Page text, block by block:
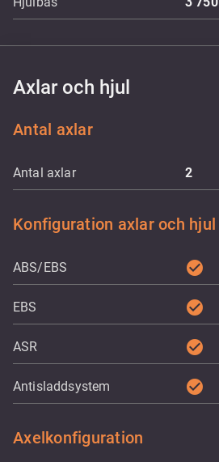
Axlar och hjul
Antal axlar
Antal axlar 2
Konfiguration axlar och hjul
ABS/EBS check_circle
EBS check_circle
ASR check_circle
Antisladdsystem check_circle
Axelkonfiguration